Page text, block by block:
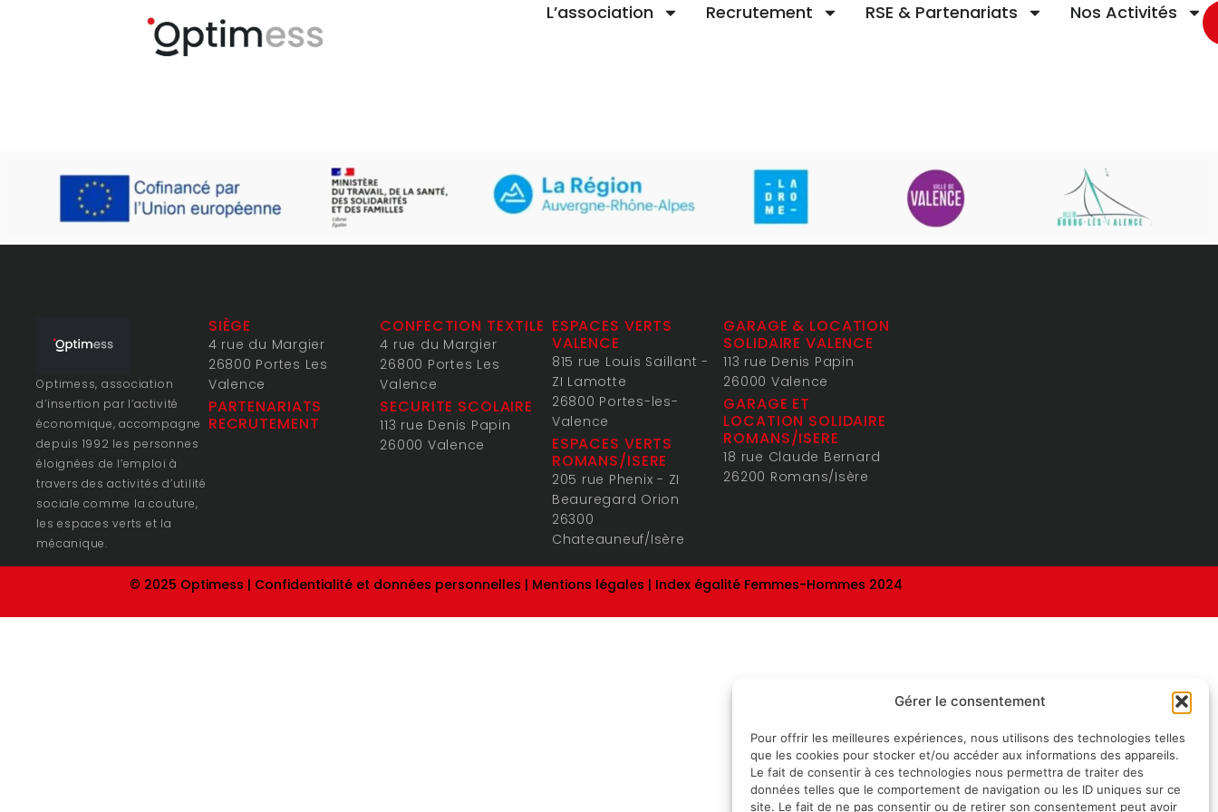
Gérer le consentement
Pour offrir les meilleures expériences, nous utilisons des technologies telles
que les cookies pour stocker et/ou accéder aux informations des appareils.
Le fait de consentir à ces technologies nous permettra de traiter des
données telles que le comportement de navigation ou les ID uniques sur ce
site. Le fait de ne pas consentir ou de retirer son consentement peut avoir
L’association Recrutement RSE & Partenariats Nos Activités
Optimess, association
d’insertion par l’activité
économique, accompagne
depuis 1992 les personnes
éloignées de l’emploi à
travers des activités d’utilité
sociale comme la couture,
les espaces verts et la
mécanique.
SIÈGE
4 rue du Margier
26800 Portes Les
Valence
PARTENARIATS
RECRUTEMENT
CONFECTION TEXTILE
4 rue du Margier
26800 Portes Les
Valence
SECURITE SCOLAIRE
113 rue Denis Papin
26000 Valence
ESPACES VERTS
VALENCE
815 rue Louis Saillant -
ZI Lamotte
26800 Portes-les-
Valence
ESPACES VERTS
ROMANS/ISERE
205 rue Phenix - ZI
Beauregard Orion
26300
Chateauneuf/Isère
GARAGE & LOCATION
SOLIDAIRE VALENCE
113 rue Denis Papin
26000 Valence
GARAGE ET
LOCATION SOLIDAIRE
ROMANS/ISERE
18 rue Claude Bernard
26200 Romans/Isère
© 2025 Optimess | Confidentialité et données personnelles | Mentions légales | Index égalité Femmes-Hommes 2024